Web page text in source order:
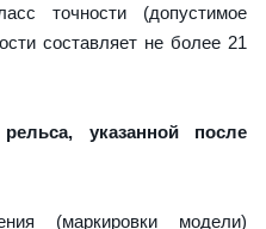
точности (допустимое
составляет не более 21
указанной после
(маркировки модели)